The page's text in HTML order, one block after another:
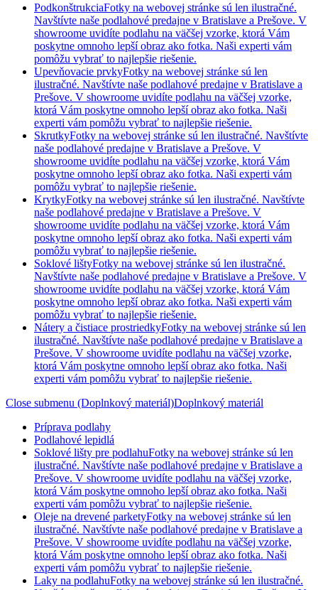
PodkonštrukciaFotky na webovej stránke sú len ilustračné.
Navštívte naše podlahové predajne v Bratislave a Prešove. V
showroome uvidíte podlahu na väčšej vzorke, ktorá Vám
poskytne omnoho lepší obraz ako fotka. Naši experti vám
pomôžu vybrať to najlepšie riešenie.
Upevňovacie prvkyFotky na webovej stránke sú len
ilustračné. Navštívte naše podlahové predajne v Bratislave a
Prešove. V showroome uvidíte podlahu na väčšej vzorke,
ktorá Vám poskytne omnoho lepší obraz ako fotka. Naši
experti vám pomôžu vybrať to najlepšie riešenie.
SkrutkyFotky na webovej stránke sú len ilustračné. Navštívte
naše podlahové predajne v Bratislave a Prešove. V
showroome uvidíte podlahu na väčšej vzorke, ktorá Vám
poskytne omnoho lepší obraz ako fotka. Naši experti vám
pomôžu vybrať to najlepšie riešenie.
KrytkyFotky na webovej stránke sú len ilustračné. Navštívte
naše podlahové predajne v Bratislave a Prešove. V
showroome uvidíte podlahu na väčšej vzorke, ktorá Vám
poskytne omnoho lepší obraz ako fotka. Naši experti vám
pomôžu vybrať to najlepšie riešenie.
Soklové lištyFotky na webovej stránke sú len ilustračné.
Navštívte naše podlahové predajne v Bratislave a Prešove. V
showroome uvidíte podlahu na väčšej vzorke, ktorá Vám
poskytne omnoho lepší obraz ako fotka. Naši experti vám
pomôžu vybrať to najlepšie riešenie.
Nátery a čistiace prostriedkyFotky na webovej stránke sú len
ilustračné. Navštívte naše podlahové predajne v Bratislave a
Prešove. V showroome uvidíte podlahu na väčšej vzorke,
ktorá Vám poskytne omnoho lepší obraz ako fotka. Naši
experti vám pomôžu vybrať to najlepšie riešenie.
Close submenu (Doplnkový materiál)Doplnkový materiál
Príprava podlahy
Podlahové lepidlá
Soklové lišty pre podlahuFotky na webovej stránke sú len
ilustračné. Navštívte naše podlahové predajne v Bratislave a
Prešove. V showroome uvidíte podlahu na väčšej vzorke,
ktorá Vám poskytne omnoho lepší obraz ako fotka. Naši
experti vám pomôžu vybrať to najlepšie riešenie.
Oleje na drevené parketyFotky na webovej stránke sú len
ilustračné. Navštívte naše podlahové predajne v Bratislave a
Prešove. V showroome uvidíte podlahu na väčšej vzorke,
ktorá Vám poskytne omnoho lepší obraz ako fotka. Naši
experti vám pomôžu vybrať to najlepšie riešenie.
Laky na podlahuFotky na webovej stránke sú len ilustračné.